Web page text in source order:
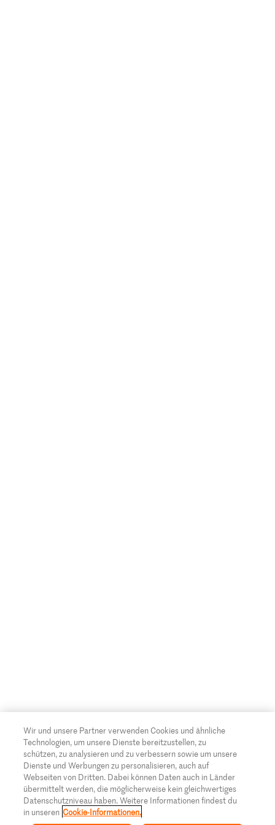
Wir und unsere Partner verwenden Cookies und ähnliche
Technologien, um unsere Dienste bereitzustellen, zu
schützen, zu analysieren und zu verbessern sowie um unsere
Dienste und Werbungen zu personalisieren, auch auf
Webseiten von Dritten. Dabei können Daten auch in Länder
übermittelt werden, die möglicherweise kein gleichwertiges
Datenschutzniveau haben. Weitere Informationen findest du
in unseren Cookie-Informationen.